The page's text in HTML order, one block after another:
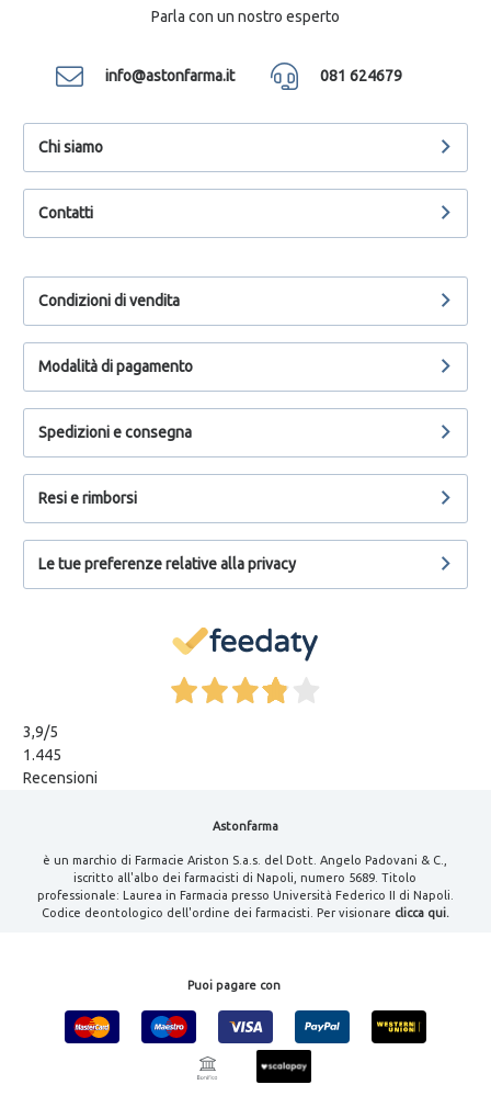
Parla con un nostro esperto
info@astonfarma.it 081 624679
Chi siamo
Contatti
Condizioni di vendita
Modalità di pagamento
Spedizioni e consegna
Resi e rimborsi
Le tue preferenze relative alla privacy
3,9/5
1.445
Recensioni
Astonfarma
è un marchio di Farmacie Ariston S.a.s. del Dott. Angelo Padovani & C.,
iscritto all'albo dei farmacisti di Napoli, numero 5689. Titolo
professionale: Laurea in Farmacia presso Università Federico II di Napoli.
Codice deontologico dell'ordine dei farmacisti. Per visionare clicca qui.
Puoi pagare con